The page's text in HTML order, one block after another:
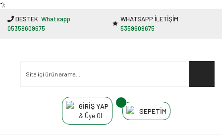
"');
DESTEK Whatsapp
05359609675
WHATSAPP İLETİŞİM
5359609675
GİRİŞ YAP
& Üye Ol
SEPETİM